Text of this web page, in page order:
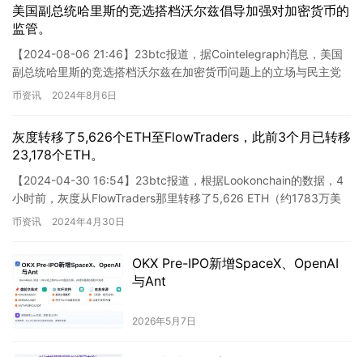
美国副总统哈里斯的竞选搭档沃尔兹倡导加强对加密货币的
监管。
【2024-08-06 21:46】23btc报道，据Cointelegraph消息，美国
副总统哈里斯的竞选搭档沃尔兹在加密货币问题上的立场与民主党
参议员沃伦十分相近，他们共同支持…
币资讯 2024年8月6日
灰度转移了5,626个ETH至FlowTraders，此前3个月已转移
23,178个ETH。
【2024-04-30 16:54】23btc报道，根据Lookonchain的数据，4
小时前，灰度从FlowTraders那里转移了5,626 ETH（约1783万美
元）。在过去…
币资讯 2024年4月30日
OKX Pre-IPO新增SpaceX、OpenAI
与Ant
2026年5月7日